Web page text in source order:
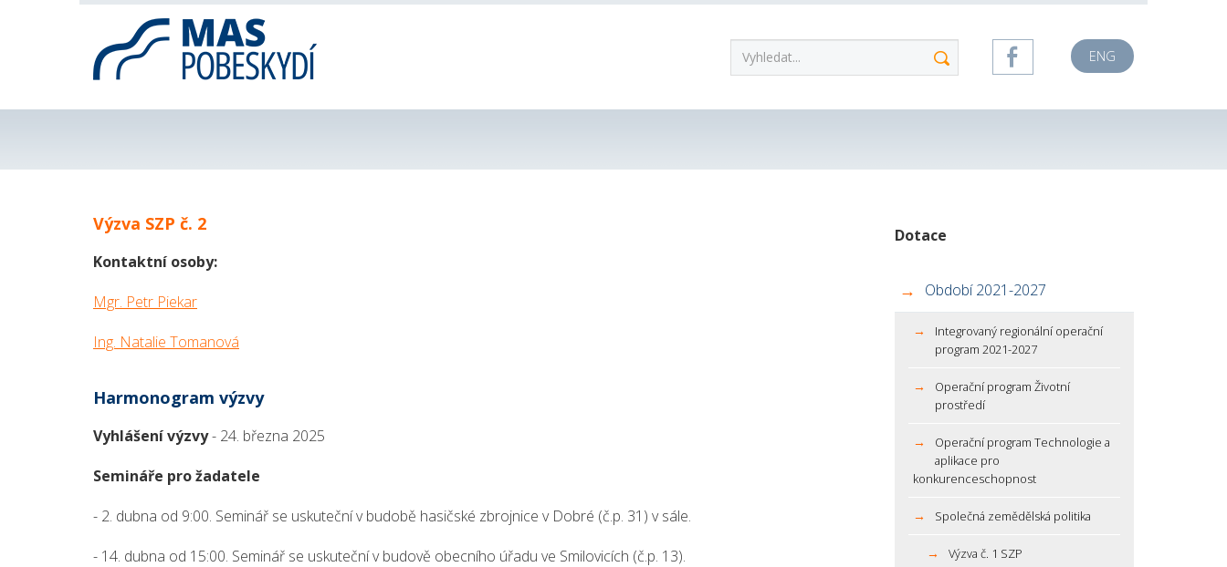
ENG
Výzva SZP č. 2
Kontaktní osoby:
Mgr. Petr Piekar
Ing. Natalie Tomanová
Harmonogram výzvy
Vyhlášení výzvy- 24. března 2025
Semináře pro žadatele
- 2. dubna od 9:00. Seminář se uskuteční v budobě hasičské zbrojnice v Dobré (č.p. 31) v sále.
- 14. dubna od 15:00. Seminář se uskuteční v budově obecního úřadu ve Smilovicích (č.p. 13).
Dotace
Období 2021-2027
Integrovaný regionální operační
program 2021-2027
Operační program Životní
prostředí
Operační program Technologie a
aplikace pro
konkurenceschopnost
Společná zemědělská politika
Výzva č. 1 SZP